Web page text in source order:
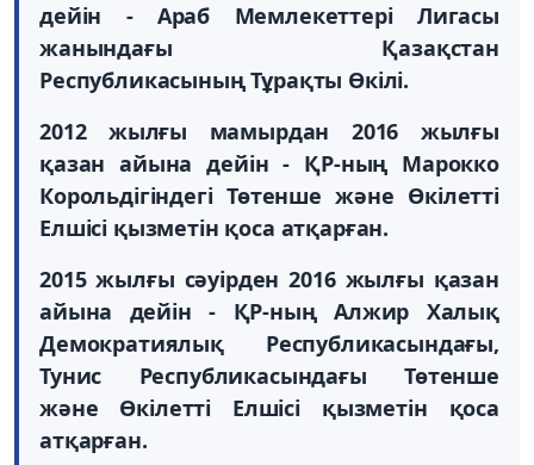
дейін - Араб Мемлекеттері Лигасы
жанындағы Қазақстан
Республикасының Тұрақты Өкілі.
2012 жылғы мамырдан 2016 жылғы
қазан айына дейін - ҚР-ның Марокко
Корольдігіндегі Төтенше және Өкілетті
Елшісі қызметін қоса атқарған.
2015 жылғы сәуірден 2016 жылғы қазан
айына дейін - ҚР-ның Алжир Халық
Демократиялық Республикасындағы,
Тунис Республикасындағы Төтенше
және Өкілетті Елшісі қызметін қоса
атқарған.